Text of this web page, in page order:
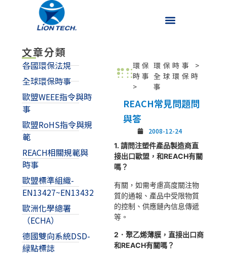
文章分類
各國環保法規
全球環保時事
歐盟WEEE指令與時
事
歐盟RoHS指令與規
範
REACH相關規範與
時事
歐盟標準組織-
EN13427~EN13432
歐洲化學總署
（ECHA）
德國雙向系統DSD-
緑點標誌
環保
時事
>
環保時事
>
全球環保時
事
REACH常見問題問
與答
2008-12-24
1. 請問注塑件產品製造商直
接出口歐盟，和REACH有關
嗎？
有關，如需考慮高度關注物
質的通報、產品中受限物質
的控制、供應鏈內信息傳遞
等。
2．聚乙烯薄膜，直接出口商
和REACH有關嗎？